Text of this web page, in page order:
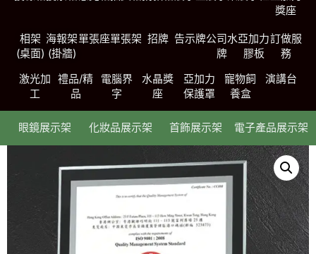
獎座
相架
(桌面)
海報架
(掛牆)
單張座單張架 招牌 告示牌公司水
牌
亞加力
膠板
訂做服
務
激光加
工
禮品/精
品
電腦界
字
水晶獎
座
亞加力
保護罩
寵物飼
養盒
演講台
眼鏡展示架 化妝品展示架 首飾展示架 電子產品展示架